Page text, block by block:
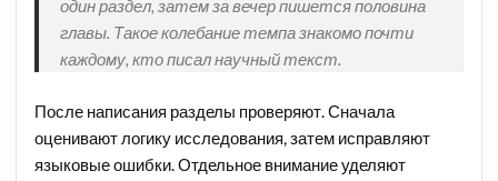
один раздел, затем за вечер пишется половина
главы. Такое колебание темпа знакомо почти
каждому, кто писал научный текст.
После написания разделы проверяют. Сначала
оценивают логику исследования, затем исправляют
языковые ошибки. Отдельное внимание уделяют